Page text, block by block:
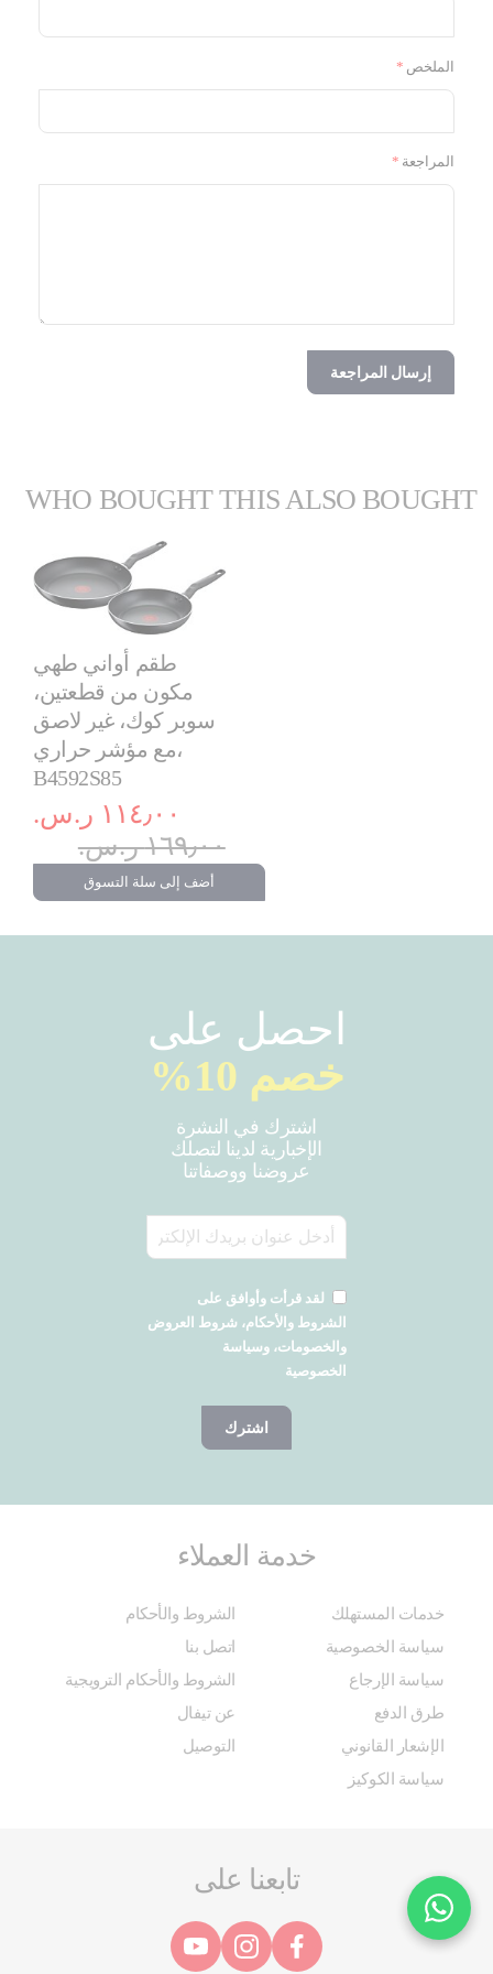
الملخص
المراجعة
إرسال المراجعة
WHO BOUGHT THIS ALSO BOUGHT
طقم أواني طهي
مكون من قطعتين،
سوبر كوك، غير لاصق
مع مؤشر حراري،
B4592S85
١١٤٫٠٠ ر.س.‏
١٦٩٫٠٠ ر.س.‏
أضف إلى سلة التسوق
احصل على
خصم 10%
اشترك في النشرة
الإخبارية لدينا لتصلك
عروضنا ووصفاتنا
لقد قرأت وأوافق على
الشروط والأحكام، شروط العروض
والخصومات، وسياسة
الخصوصية
اشترك
خدمة العملاء
خدمات المستهلك
الشروط والأحكام
سياسة الخصوصية
اتصل بنا
سياسة الإرجاع
الشروط والأحكام الترويجية
طرق الدفع
عن تيفال
الإشعار القانوني
التوصيل
سياسة الكوكيز
تابعنا على